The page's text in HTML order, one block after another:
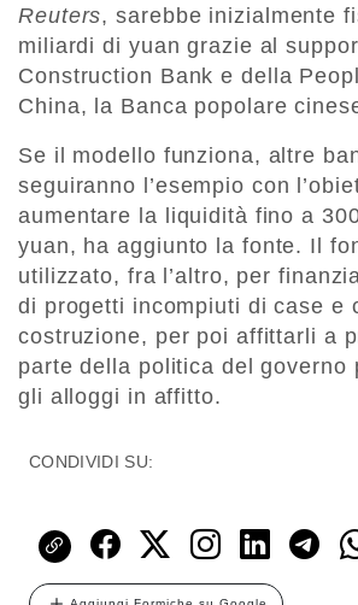
Reuters, sarebbe inizialmente
miliardi di yuan grazie al
Construction Bank e della
China, la Banca popolare
Se il modello funziona, altre
seguiranno l’esempio con
aumentare la liquidità fino a
yuan, ha aggiunto la fonte. Il
utilizzato, fra l’altro, per
di progetti incompiuti di case e
costruzione, per poi affittarli a
parte della politica del governo
gli alloggi in affitto.
CONDIVIDI SU: